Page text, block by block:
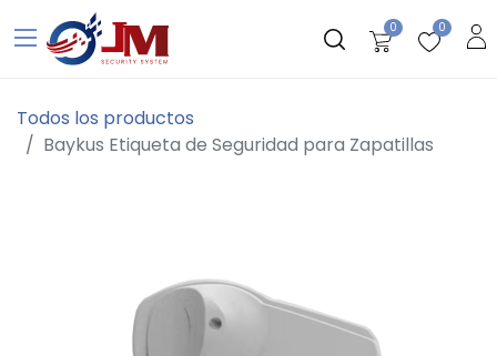
0 0
Todos los productos
Baykus Etiqueta de Seguridad para Zapatillas